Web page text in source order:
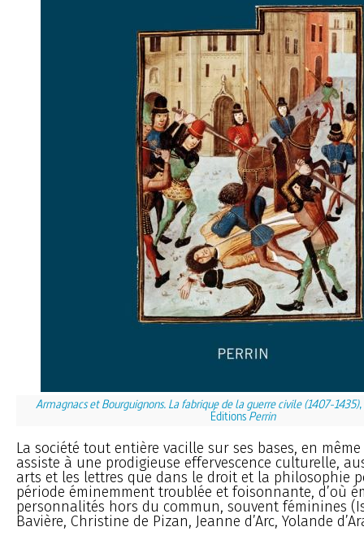
Armagnacs et Bourguignons. La fabrique de la guerre civile (1407-1435),
ÉditionsPerrin
La société tout entière vacille sur ses bases, en
assiste à une prodigieuse effervescence culturelle,
arts et les lettres que dans le droit et la philosophie
période éminemment troublée et foisonnante, d’où
personnalités hors du commun, souvent féminines
Bavière, Christine de Pizan, Jeanne d’Arc, Yolande